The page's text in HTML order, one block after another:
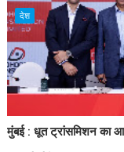
देश
मुंबई : धूत ट्रांसमिशन का